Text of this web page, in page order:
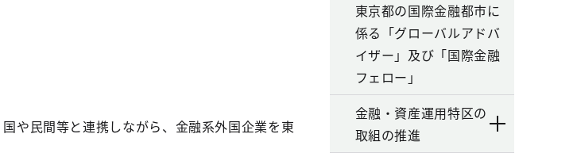
や民間等と連携しながら、金融系外国企業を東
東京都の国際金融都市に
係る「グローバルアドバ
イザー」及び「国際金融
フェロー」
金融・資産運用特区の
取組の推進